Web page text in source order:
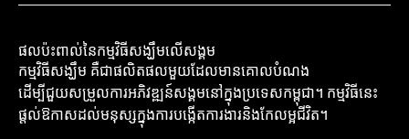
ផលប៉ះពាល់នៃកម្មវិធីសង្ឃឹមលើសង្គម
កម្មវិធីសង្ឃឹម គឺជាផលិតផលមួយដែលមានគោលបំណង
ដើម្បីជួយសម្រួលការអភិវឌ្ឍន៍សង្គមនៅក្នុងប្រទេសកម្ពុជា។ កម្មវិធីនេះ
ផ្តល់ឱកាសដល់មនុស្សក្នុងការបង្កើតការងារនិងកែលម្អជីវិត។